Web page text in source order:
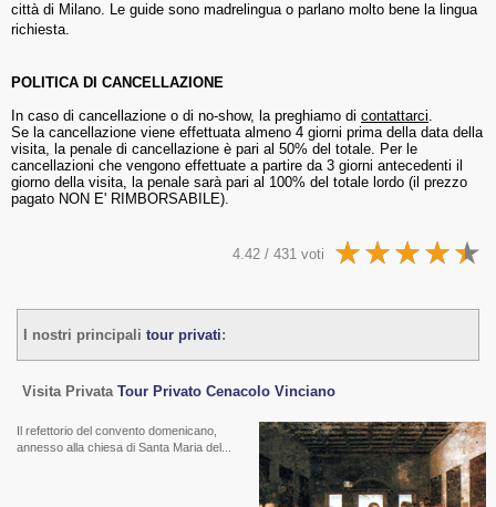
città di Milano. Le guide sono madrelingua o parlano molto bene la lingua
richiesta.
POLITICA DI CANCELLAZIONE
In caso di cancellazione o di no-show, la preghiamo di contattarci.
Se la cancellazione viene effettuata almeno 4 giorni prima della data della
visita, la penale di cancellazione è pari al 50% del totale. Per le
cancellazioni che vengono effettuate a partire da 3 giorni antecedenti il
giorno della visita, la penale sarà pari al 100% del totale lordo (il prezzo
pagato NON E' RIMBORSABILE).
4.42 / 431 voti
I nostri principali tour privati:
Visita Privata Tour Privato Cenacolo Vinciano
Il refettorio del convento domenicano,
annesso alla chiesa di Santa Maria del...